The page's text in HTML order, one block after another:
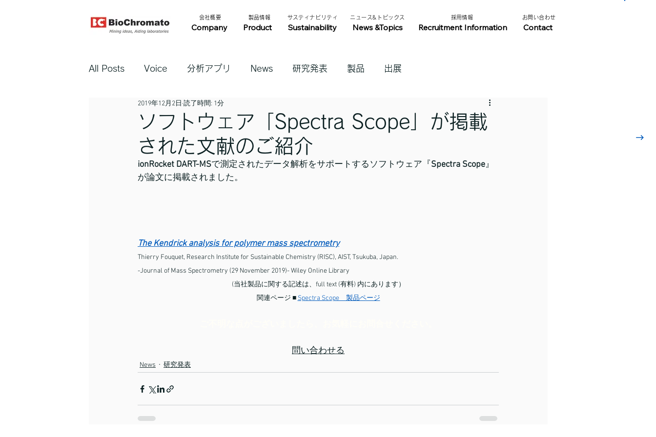
Company Product Sustainability News &Topics Recruitment Information Contact
​製品情報​​
​会社概要​​ ​サスティナビリティ​ ​ニュース&トピックス​ ​採用情報​​ ​お問い合わせ​
All Posts Voice 分析アプリ News 研究発表 製品 出展
ソフトウェア「Spectra Scope」が掲載
された文献のご紹介
2019年12月2日 読了時間: 1分
ionRocket DART-MSで測定されたデータ解析をサポートするソフトウェア『 Spectra Scope』
が論文に掲載されました。
The Kendrick analysis for polymer mass spectrometry
Thierry Fouquet, Research Institute for Sustainable Chemistry (RISC), AIST, Tsukuba, Japan.
-Journal of Mass Spectrometry (29 November 2019)- Wiley Online Library
(当社製品に関する記述は、full text (有料) 内にあります）
関連ページ ■ Spectra Scope　製品ページ
問い合わせる
News 研究発表